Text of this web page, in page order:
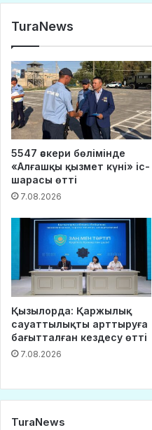
TuraNews
5547 әскери бөлімінде
«Алғашқы қызмет күні» іс-
шарасы өтті
7.08.2026
Қызылорда: Қаржылық
сауаттылықты арттыруға
бағытталған кездесу өтті
7.08.2026
TuraNews